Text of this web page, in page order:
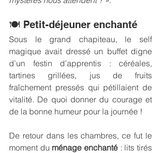
🍽️ Petit-déjeuner enchanté
Sous le grand chapiteau, le self
magique avait dressé un buffet digne
d’un festin d’apprentis : céréales,
tartines grillées, jus de fruits
fraîchement pressés qui pétillaient de
vitalité. De quoi donner du courage et
de la bonne humeur pour la journée !
De retour dans les chambres, ce fut le
moment du ménage enchanté : lits tirés